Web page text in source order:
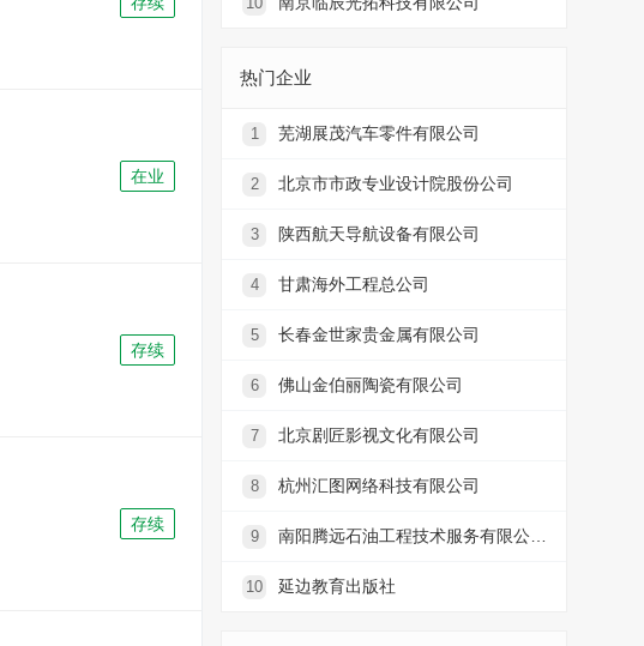
在业
存续
存续
热门企业
1 芜湖展茂汽车零件有限公司
2 北京市市政专业设计院股份公司
3 陕西航天导航设备有限公司
4 甘肃海外工程总公司
5 长春金世家贵金属有限公司
6 佛山金伯丽陶瓷有限公司
7 北京剧匠影视文化有限公司
8 杭州汇图网络科技有限公司
9
10 延边教育出版社